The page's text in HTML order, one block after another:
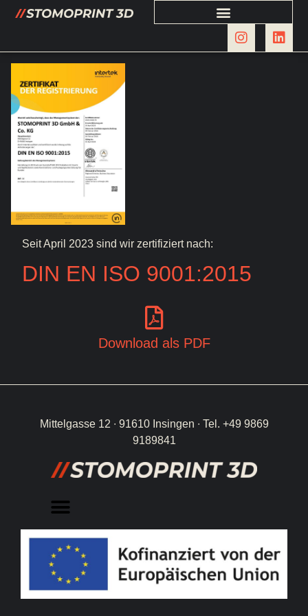
Seit April 2023 sind wir zertifiziert nach:
DIN EN ISO 9001:2015
Download als PDF
Mittelgasse 12 ∙ 91610 Insingen ∙ Tel. +49 9869
9189841